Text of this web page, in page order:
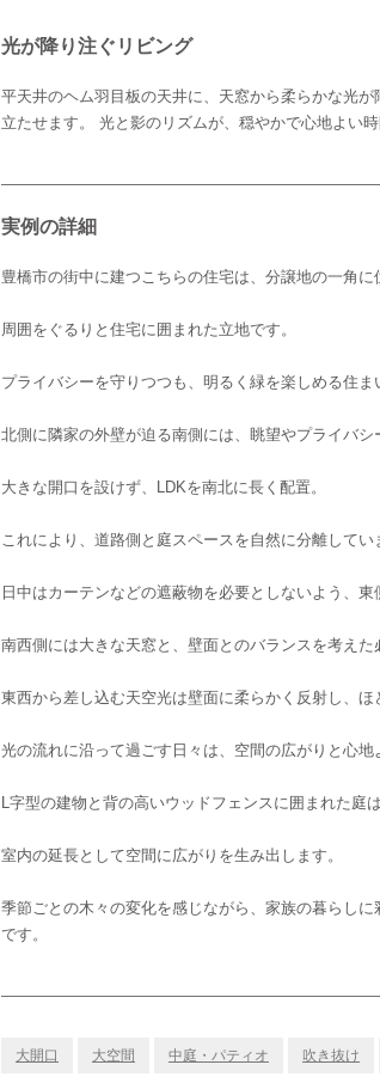
光が降り注ぐリビング
平天井のヘム羽目板の天井に、天窓から柔らかな光
立たせます。 光と影のリズムが、穏やかで心地よい時
実例の詳細
豊橋市の街中に建つこちらの住宅は、分譲地の一角に
周囲をぐるりと住宅に囲まれた立地です。
プライバシーを守りつつも、明るく緑を楽しめる住
北側に隣家の外壁が迫る南側には、眺望やプライバシ
大きな開口を設けず、LDKを南北に長く配置。
これにより、道路側と庭スペースを自然に分離してい
日中はカーテンなどの遮蔽物を必要としないよう、
南西側には大きな天窓と、壁面とのバランスを考えた
東西から差し込む天空光は壁面に柔らかく反射し、
光の流れに沿って過ごす日々は、空間の広がりと心地
L字型の建物と背の高いウッドフェンスに囲まれた庭
室内の延長として空間に広がりを生み出します。
季節ごとの木々の変化を感じながら、家族の暮らし
です。
大開口 大空間 中庭・パティオ 吹き抜け